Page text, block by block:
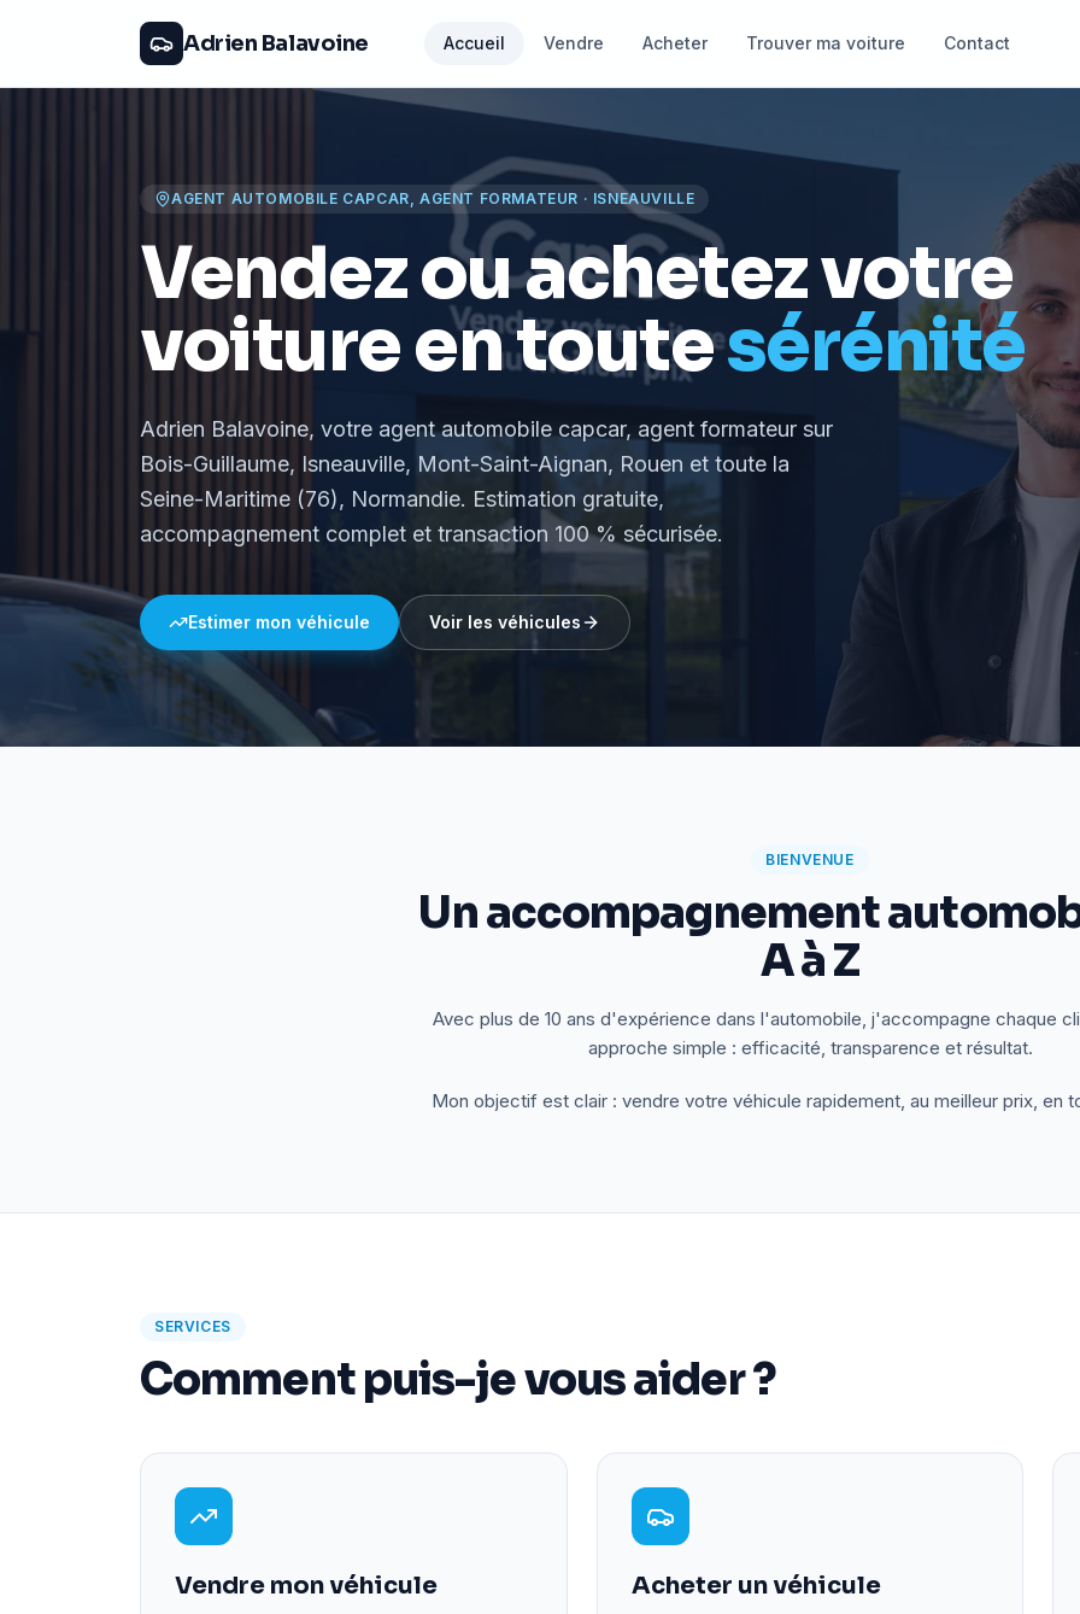
Adrien Balavoine Accueil Vendre Acheter Trouver ma voiture Contact
AGENT AUTOMOBILE CAPCAR, AGENT FORMATEUR · ISNEAUVILLE
Vendez ou achetez votre
voiture en toutesérénité
Adrien Balavoine, votre agent automobile capcar, agent formateur sur
Bois-Guillaume, Isneauville, Mont-Saint-Aignan, Rouen et toute la
Seine-Maritime (76), Normandie. Estimation gratuite,
accompagnement complet et transaction 100 % sécurisée.
Estimer mon véhicule Voir les véhicules
BIENVENUE
Un accompagnement
A à Z
Avec plus de 10 ans d'expérience dans l'automobile, j'accompagne chaque
approche simple : efficacité, transparence et résultat.
Mon objectif est clair : vendre votre véhicule rapidement, au meilleur prix, en
SERVICES
Comment puis-je vous aider ?
Vendre mon véhicule Acheter un véhicule